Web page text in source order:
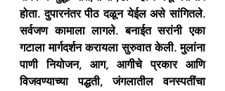
होता. दुपारनंतर पीठ दळून येईल असे सांगितले.
सर्वजण कामाला लागले. बनाईत सरांनी एका
गटाला मार्गदर्शन करायला सुरुवात केली. मुलांना
पाणी नियोजन, आग, आगीचे प्रकार आणि
विजवण्याच्या पद्धती, जंगलातील वनस्पतींचा